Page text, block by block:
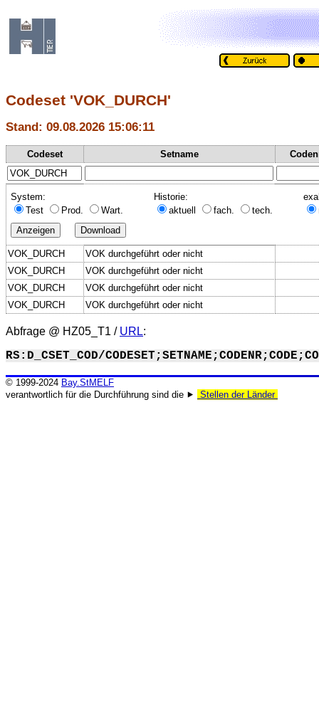
Codeset 'VOK_DURCH'
Stand: 09.08.2026 15:06:11
Codeset Setname
System:
Test
Prod. Wart.
Historie:
aktuell
fach. tech.
VOK_DURCH
VOK durchgeführt oder nicht
VOK_DURCH
VOK durchgeführt oder nicht
VOK_DURCH
VOK durchgeführt oder nicht
VOK_DURCH
VOK durchgeführt oder nicht
Abfrage @ HZ05_T1 / URL:
RS:D_CSET_COD/
© 1999-2024 Bay.StMELF
verantwortlich für die Durchführung sind die ⯈
Stellen der Länder